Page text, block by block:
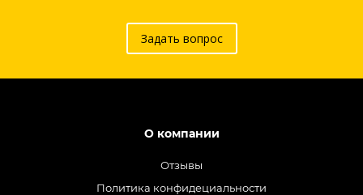
Задать вопрос
О компании
Отзывы
Политика конфидециальности